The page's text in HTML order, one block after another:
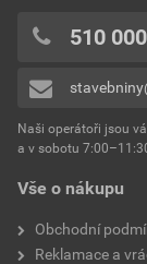
Vše o nákupu
Obchodní
Reklamace a
510
Naši operátoři jsou
a v sobotu